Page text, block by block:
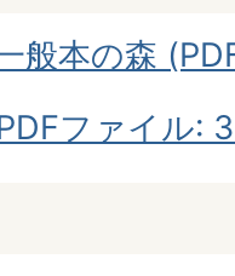
般本の森
ファイル: